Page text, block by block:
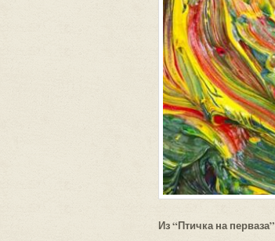
Из “Птичка на перваза”